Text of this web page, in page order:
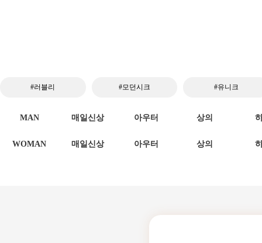
#러블리 #모던시크 #유니크
MAN 매일신상 아우터 상의
WOMAN 매일신상 아우터 상의